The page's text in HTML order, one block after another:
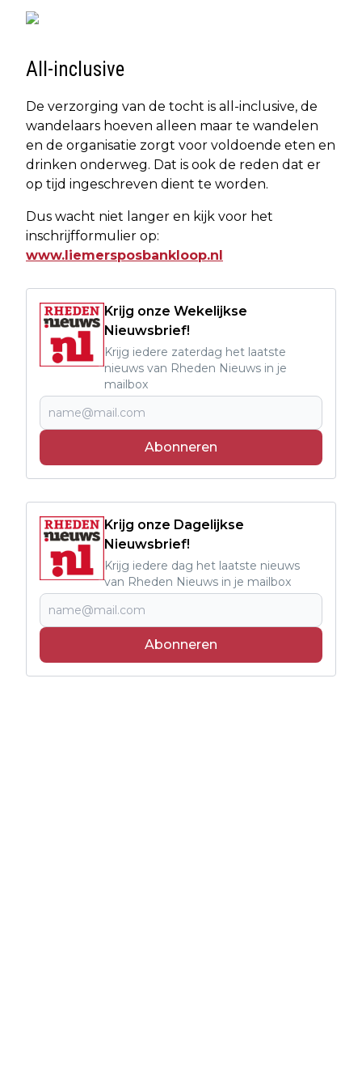
All-inclusive
De verzorging van de tocht is all-inclusive, de
wandelaars hoeven alleen maar te wandelen
en de organisatie zorgt voor voldoende eten en
drinken onderweg. Dat is ook de reden dat er
op tijd ingeschreven dient te worden.
Dus wacht niet langer en kijk voor het
inschrijfformulier op:
www.liemersposbankloop.nl
Krijg onze Wekelijkse
Nieuwsbrief!
Krijg iedere zaterdag het laatste
nieuws van Rheden Nieuws in je
mailbox
Abonneren
Krijg onze Dagelijkse
Nieuwsbrief!
Krijg iedere dag het laatste nieuws
van Rheden Nieuws in je mailbox
Abonneren